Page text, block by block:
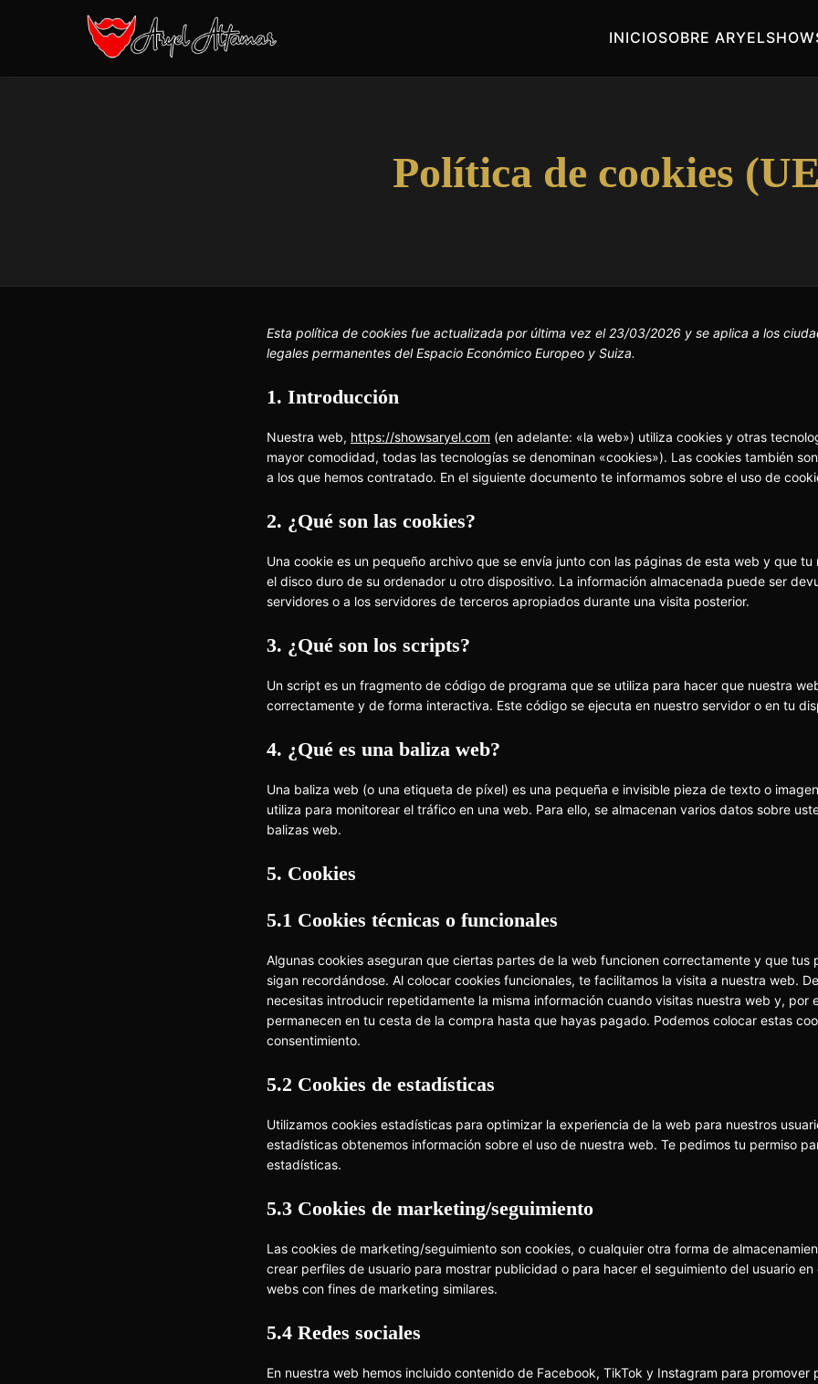
INICIOSOBRE ARYEL
Política de cookies
Esta política de cookies fue actualizada por última vez el 23/03/2026 y se aplica a los
legales permanentes del Espacio Económico Europeo y Suiza.
1. Introducción
Nuestra web, https://showsaryel.com (en adelante: «la web») utiliza cookies y otras
mayor comodidad, todas las tecnologías se denominan «cookies»). Las cookies también
a los que hemos contratado. En el siguiente documento te informamos sobre el uso de
2. ¿Qué son las cookies?
Una cookie es un pequeño archivo que se envía junto con las páginas de esta web y que
el disco duro de su ordenador u otro dispositivo. La información almacenada puede ser
servidores o a los servidores de terceros apropiados durante una visita posterior.
3. ¿Qué son los scripts?
Un script es un fragmento de código de programa que se utiliza para hacer que nuestra
correctamente y de forma interactiva. Este código se ejecuta en nuestro servidor o en tu
4. ¿Qué es una baliza web?
Una baliza web (o una etiqueta de píxel) es una pequeña e invisible pieza de texto o
utiliza para monitorear el tráfico en una web. Para ello, se almacenan varios datos sobre
balizas web.
5. Cookies
5.1 Cookies técnicas o funcionales
Algunas cookies aseguran que ciertas partes de la web funcionen correctamente y que tus
sigan recordándose. Al colocar cookies funcionales, te facilitamos la visita a nuestra web.
necesitas introducir repetidamente la misma información cuando visitas nuestra web y, por
permanecen en tu cesta de la compra hasta que hayas pagado. Podemos colocar estas
consentimiento.
5.2 Cookies de estadísticas
Utilizamos cookies estadísticas para optimizar la experiencia de la web para nuestros
estadísticas obtenemos información sobre el uso de nuestra web. Te pedimos tu permiso
estadísticas.
5.3 Cookies de marketing/seguimiento
Las cookies de marketing/seguimiento son cookies, o cualquier otra forma de
crear perfiles de usuario para mostrar publicidad o para hacer el seguimiento del usuario
webs con fines de marketing similares.
5.4 Redes sociales
En nuestra web hemos incluido contenido de Facebook, TikTok y Instagram para promover